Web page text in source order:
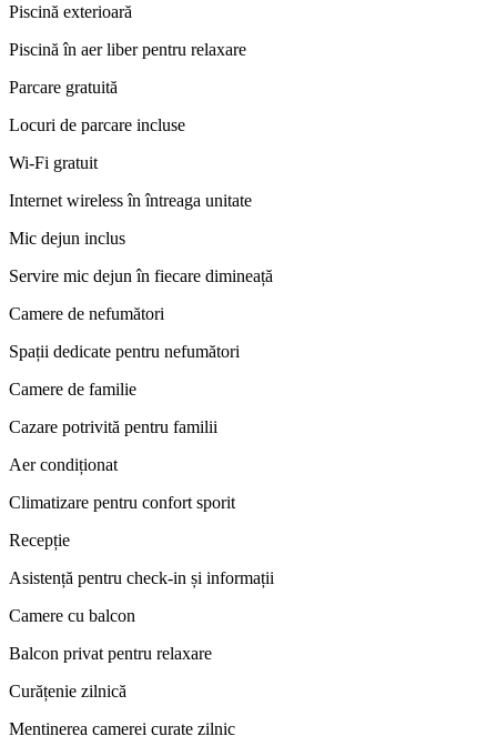
Piscină exterioară
Piscină în aer liber pentru relaxare
Parcare gratuită
Locuri de parcare incluse
Wi-Fi gratuit
Internet wireless în întreaga unitate
Mic dejun inclus
Servire mic dejun în fiecare dimineață
Camere de nefumători
Spații dedicate pentru nefumători
Camere de familie
Cazare potrivită pentru familii
Aer condiționat
Climatizare pentru confort sporit
Recepție
Asistență pentru check-in și informații
Camere cu balcon
Balcon privat pentru relaxare
Curățenie zilnică
Menținerea camerei curate zilnic